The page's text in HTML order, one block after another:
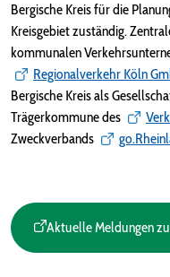
Bergische Kreis für die
Kreisgebiet zuständig.
kommunalen
Regionalverkehr Köln
Bergische Kreis als
Trägerkommune des
Zweckverbands
Aktuelle Meldungen